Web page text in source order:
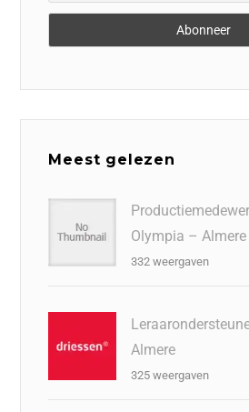
Meest gelezen
Olympia – Almere
332 weergaven
Almere
325 weergaven